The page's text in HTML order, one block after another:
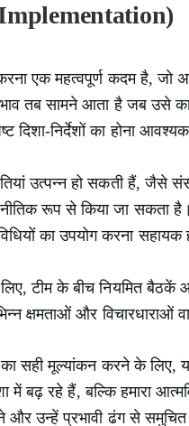
एक महत्वपूर्ण कदम है,
तब सामने आता है जब उसे
दिशा-निर्देशों का होना
उत्पन्न हो सकती हैं, जैसे
रूप से किया जा सकता
का उपयोग करना सहायक
टीम के बीच नियमित बैठकें
क्षमताओं और विचारधाराओं
सही मूल्यांकन करने के लिए,
रहे हैं, बल्कि हमारा
और उन्हें प्रभावी ढंग से